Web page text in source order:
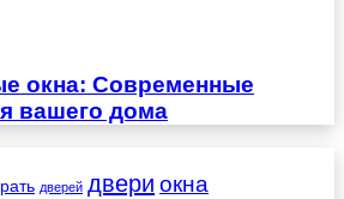
окна: Современные
вашего дома
дверей двери окна